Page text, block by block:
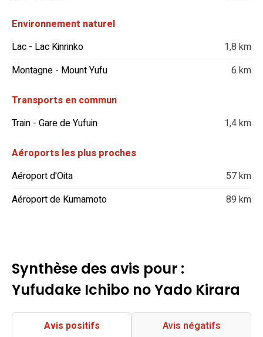
Environnement naturel
Lac - Lac Kinrinko
1,8 km
Montagne - Mount Yufu
6 km
Transports en commun
Train - Gare de Yufuin
1,4 km
Aéroports les plus proches
Aéroport d'Oita
57 km
Aéroport de Kumamoto
89 km
Synthèse des avis pour :
Yufudake Ichibo no Yado Kirara
Avis positifs Avis négatifs